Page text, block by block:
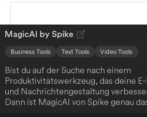
MagicAI by Spike
Business Tools Text Tools Video Tools
Bist du auf der Suche nach einem
Produktivitätswerkzeug, das deine
und Nachrichtengestaltung
Dann ist MagicAI von Spike genau